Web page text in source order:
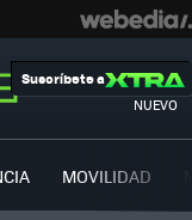
NUEVO
Suscríbete a
MOVILIDAD